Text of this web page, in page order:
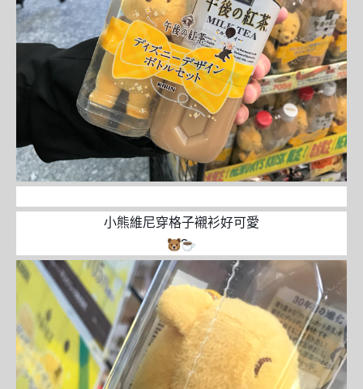
小熊維尼穿格子襯衫好可愛
?